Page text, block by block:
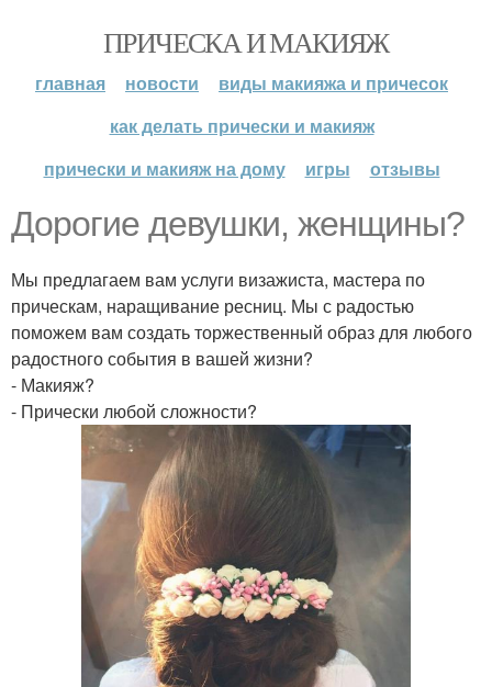
ПРИЧЕСКА И МАКИЯЖ
главная новости
виды макияжа и причесок
как делать прически и макияж
прически и макияж на дому
игры отзывы
Дорогие девушки, женщины?
Мы предлагаем вам услуги визажиста, мастера по
прическам, наращивание ресниц. Мы с радостью
поможем вам создать торжественный образ для любого
радостного события в вашей жизни?
- Макияж?
- Прически любой сложности?